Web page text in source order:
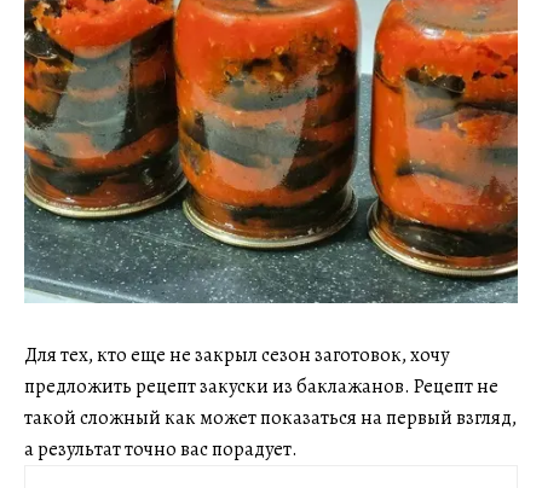
Для тех, кто еще не закрыл сезон заготовок, хочу
предложить рецепт закуски из баклажанов. Рецепт не
такой сложный как может показаться на первый взгляд,
а результат точно вас порадует.